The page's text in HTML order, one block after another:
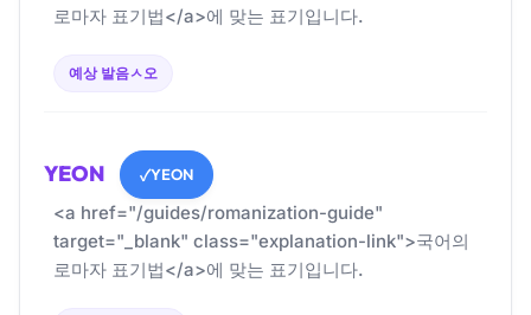
로마자 표기법</a>에 맞는 표기입니다.
예상 발음ㅅ오
YEON ✓YEON
<a href="/guides/romanization-guide"
target="_blank" class="explanation-link">국어의
로마자 표기법</a>에 맞는 표기입니다.